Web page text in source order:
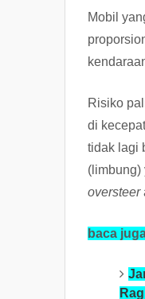
Mobil
Risiko
di
tidak lagi
(limbung)
oversteer
baca